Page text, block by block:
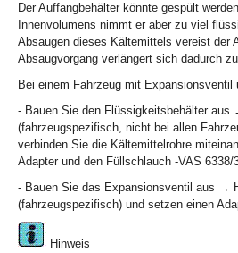
Der Auffangbehälter könnte gespült
Innenvolumens nimmt er aber zu viel
Absaugen dieses Kältemittels vereist der
Absaugvorgang verlängert sich dadurch
Bei einem Fahrzeug mit Expansionsventil
- Bauen Sie den Flüssigkeitsbehälter aus
(fahrzeugspezifisch, nicht bei allen
verbinden Sie die Kältemittelrohre
Adapter und den Füllschlauch -VAS 6338/
- Bauen Sie das Expansionsventil aus →
(fahrzeugspezifisch) und setzen einen
Hinweis